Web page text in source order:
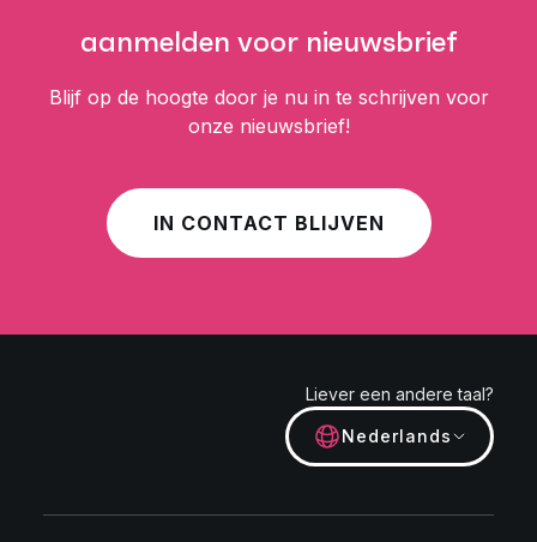
aanmelden voor nieuwsbrief
Blijf op de hoogte door je nu in te schrijven voor
onze nieuwsbrief!
IN CONTACT BLIJVEN
Liever een andere taal?
Nederlands